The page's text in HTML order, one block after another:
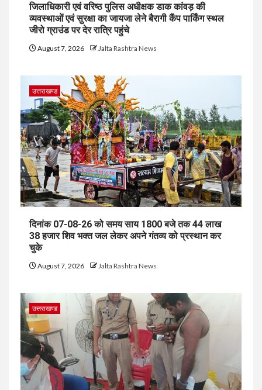
जिलाधिकारी एवं वरिष्ठ पुलिस अधीक्षक डाक कांवड़ की
व्यवस्थाओं एवं सुरक्षा का जायजा लेने बैरागी कैंप पार्किंग स्थल
जीरो ग्राउंड पर देर रात्रि पहुंचे
August 7, 2026 Jalta Rashtra News
उत्तराखण्ड
दिनांक 07-08-26 को समय साय 1800 बजे तक 44 लाख
38 हजार शिव भक्त जल लेकर अपने गंतव्य को प्रस्थान कर
चुके
August 7, 2026 Jalta Rashtra News
उत्तराखण्ड